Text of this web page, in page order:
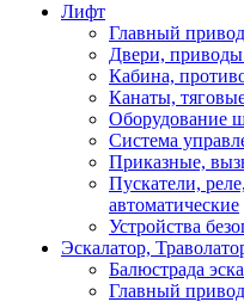
Лифт
Главный привод
Двери, приводы
Кабина,
Канаты,
Оборудование
Система
Приказные,
Пускатели,
автоматические
Устройства
Эскалатор,
Балюстрада
Главный привод